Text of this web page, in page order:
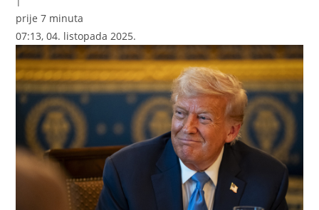
prije 7 minuta
07:13, 04. listopada 2025.